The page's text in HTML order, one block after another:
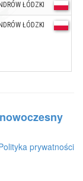
ŁÓDZKI
ŁÓDZKI
prywatności